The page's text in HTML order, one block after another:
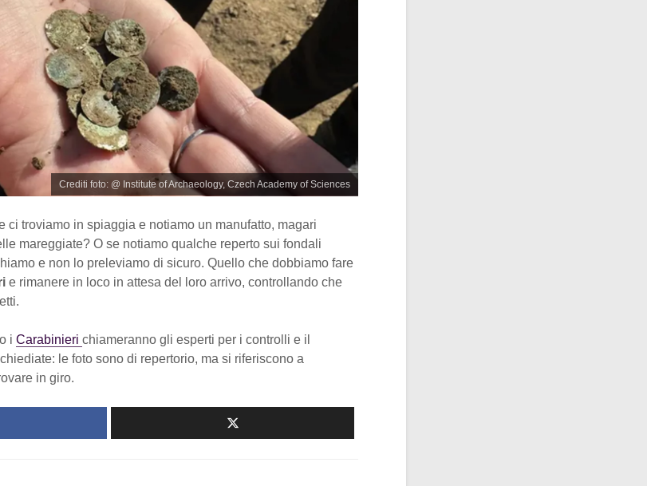
Crediti foto: @ Institute of Archaeology, Czech Academy of Sciences
ci troviamo in spiaggia e notiamo un manufatto, magari
mareggiate? O se notiamo qualche reperto sui fondali
e non lo preleviamo di sicuro. Quello che dobbiamo fare
e rimanere in loco in attesa del loro arrivo, controllando che
i Carabinieri chiameranno gli esperti per i controlli e il
le foto sono di repertorio, ma si riferiscono a
in giro.